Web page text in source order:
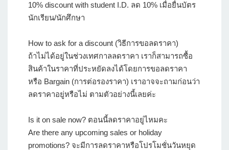
10% discount with student I.D. ลด 10% เมื่อยื่นบัตร
นักเรียน/นักศึกษา
How to ask for a discount (วิธีการขอลดราคา)
ถ้าไม่ได้อยู่ในช่วงเทศกาลลดราคา เราก็สามารถซื้อ
สินค้าในราคาที่ประหยัดลงได้โดยการขอลดราคา
หรือ Bargain (การต่อรองราคา) เราอาจจะถามก่อนว่า
ลดราคาอยู่หรือไม่ ตามตัวอย่างนี้เลยค่ะ
Is it on sale now? ตอนนี้ลดราคาอยู่ไหมคะ
Are there any upcoming sales or holiday
promotions? จะมีการลดราคาหรือโปรโมชั่นวันหยุด